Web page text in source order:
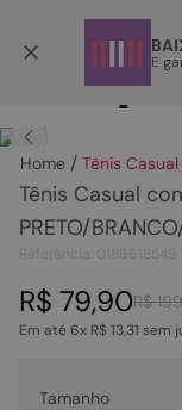
E
Tênis Casual
PRETO/
R$ 199
R$ 79,90
Em até6x R$13,31 sem
Tamanho
1
2º
rasteira
3º
tenis
5º
bota
6º
tamanco